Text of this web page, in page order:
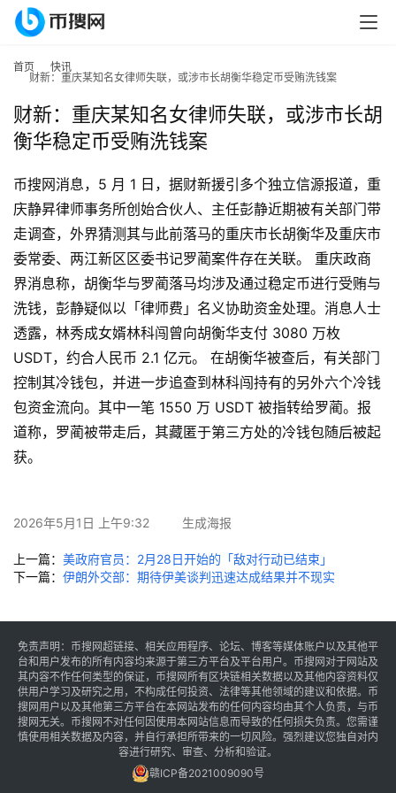
首
行
情
快
讯
专
百
首页
快讯
财新：重庆某知名女律师失联，或涉市长胡衡华稳定币受贿洗钱案
财新：重庆某知名女律师失联，或涉市长胡
衡华稳定币受贿洗钱案
币搜网消息，5 月 1 日，据财新援引多个独立信源报道，重
庆静昇律师事务所创始合伙人、主任彭静近期被有关部门带
走调查，外界猜测其与此前落马的重庆市长胡衡华及重庆市
委常委、两江新区区委书记罗蔺案件存在关联。 重庆政商
界消息称，胡衡华与罗蔺落马均涉及通过稳定币进行受贿与
洗钱，彭静疑似以「律师费」名义协助资金处理。消息人士
透露，林秀成女婿林科闯曾向胡衡华支付 3080 万枚
USDT，约合人民币 2.1 亿元。 在胡衡华被查后，有关部门
控制其冷钱包，并进一步追查到林科闯持有的另外六个冷钱
包资金流向。其中一笔 1550 万 USDT 被指转给罗蔺。报
道称，罗蔺被带走后，其藏匿于第三方处的冷钱包随后被起
获。
2026年5月1日 上午9:32 生成海报
上一篇： 美政府官员：2月28日开始的「敌对行动已结束」
下一篇： 伊朗外交部：期待伊美谈判迅速达成结果并不现实
免责声明：币搜网超链接、相关应用程序、论坛、博客等媒体账户以及其他平
台和用户发布的所有内容均来源于第三方平台及平台用户。币搜网对于网站及
其内容不作任何类型的保证，币搜网所有区块链相关数据以及其他内容资料仅
供用户学习及研究之用，不构成任何投资、法律等其他领域的建议和依据。币
搜网用户以及其他第三方平台在本网站发布的任何内容均由其个人负责，与币
搜网无关。币搜网不对任何因使用本网站信息而导致的任何损失负责。您需谨
慎使用相关数据及内容，并自行承担所带来的一切风险。强烈建议您独自对内
容进行研究、审查、分析和验证。
赣ICP备2021009090号